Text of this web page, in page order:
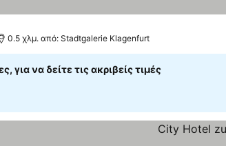
τιμών
0.5 χλμ. από: Stadtgalerie Klagenfurt
για να δείτε τις ακριβείς τιμές